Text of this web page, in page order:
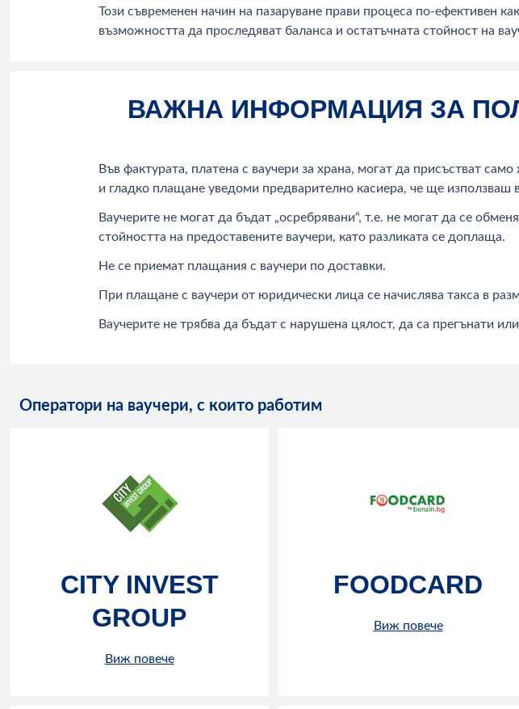
Този съвременен начин на пазаруване прави процеса по-ефективен
възможността да проследяват баланса и остатъчната стойност на
ВАЖНА ИНФОРМАЦИЯ ЗА
Във фактурата, платена с ваучери за храна, могат да присъстват
и гладко плащане уведоми предварително касиера, че ще използваш
Ваучерите не могат да бъдат „осребрявани“, т.е. не могат да се
стойността на предоставените ваучери, като разликата се доплаща.
Не се приемат плащания с ваучери по доставки.
При плащане с ваучери от юридически лица се начислява такса в
Ваучерите не трябва да бъдат с нарушена цялост, да са прегънати
Оператори на ваучери, с които работим
CITY INVEST
GROUP
Виж повече
FOODCARD
Виж повече